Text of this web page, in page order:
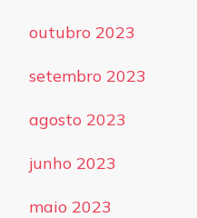
outubro 2023
setembro 2023
agosto 2023
junho 2023
maio 2023